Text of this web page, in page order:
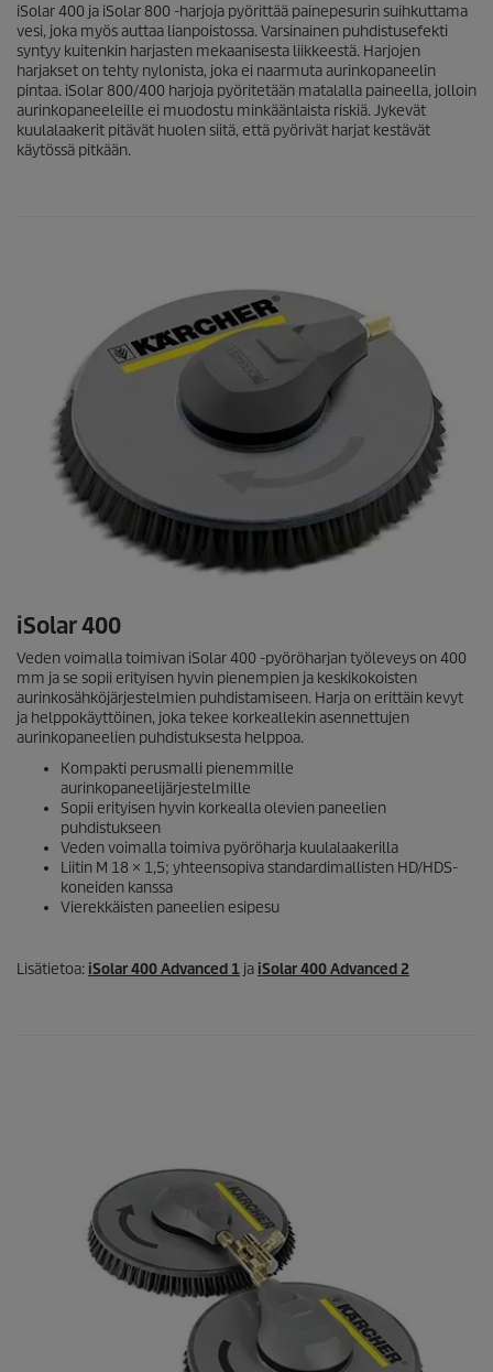
iSolar400 ja iSolar 800 -harjoja pyörittää painepesurin suihkuttama
vesi, joka myös auttaa lianpoistossa. Varsinainen puhdistusefekti
syntyy kuitenkin harjasten mekaanisesta liikkeestä. Harjojen
harjakset on tehty nylonista, joka ei naarmuta aurinkopaneelin
pintaa. iSolar 800/400 harjoja pyöritetään matalalla paineella, jolloin
aurinkopaneeleille ei muodostu minkäänlaista riskiä. Jykevät
kuulalaakerit pitävät huolen siitä, että pyörivät harjat kestävät
käytössä pitkään.
iSolar400
Veden voimalla toimivan iSolar400 -pyöröharjan työleveys on 400
mm ja se sopii erityisen hyvin pienempien ja keskikokoisten
aurinkosähköjärjestelmien puhdistamiseen. Harja on erittäin kevyt
ja helppokäyttöinen, joka tekee korkeallekin asennettujen
aurinkopaneelien puhdistuksesta helppoa.
Kompakti perusmalli pienemmille
aurinkopaneelijärjestelmille
Sopii erityisen hyvin korkealla olevien paneelien
puhdistukseen
Veden voimalla toimiva pyöröharja kuulalaakerilla
Liitin M 18 × 1,5; yhteensopiva standardimallisten HD/HDS-
koneiden kanssa
Vierekkäisten paneelien esipesu
Lisätietoa: iSolar400 Advanced 1 ja iSolar400 Advanced 2